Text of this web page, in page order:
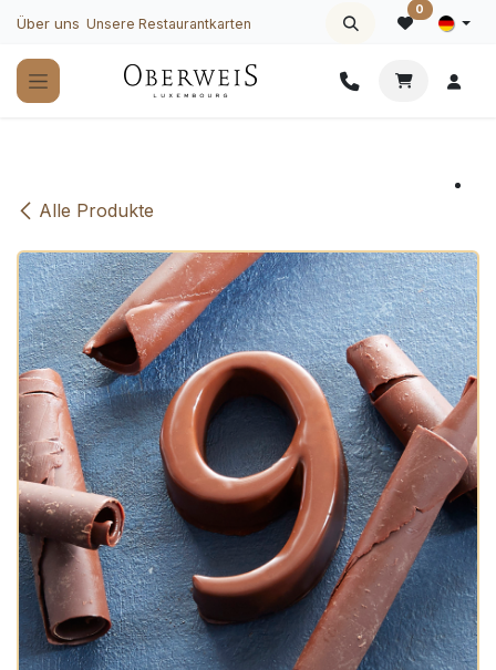
Zum Inhalt springen
Über uns Unsere Restaurantkarten
0
Alle Produkte